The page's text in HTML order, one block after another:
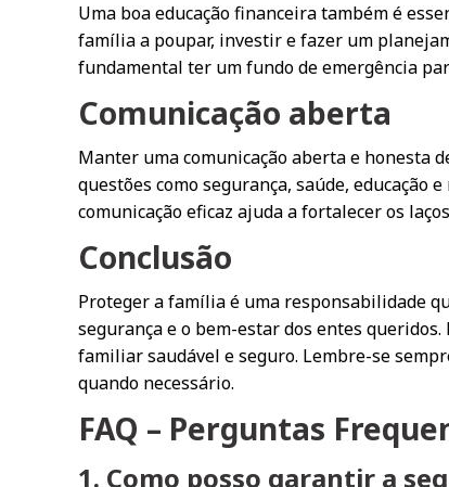
Uma boa educação financeira também é
família a poupar, investir e fazer um
fundamental ter um fundo de emergência
Comunicação aberta
Manter uma comunicação aberta e honesta
questões como segurança, saúde, educação
comunicação eficaz ajuda a fortalecer os
Conclusão
Proteger a família é uma responsabilidade
segurança e o bem-estar dos entes
familiar saudável e seguro. Lembre-se
quando necessário.
FAQ – Perguntas
1. Como posso garantir a